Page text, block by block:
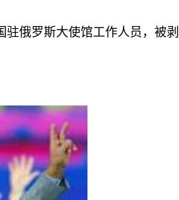
俄罗斯大使馆工作人员，被剥